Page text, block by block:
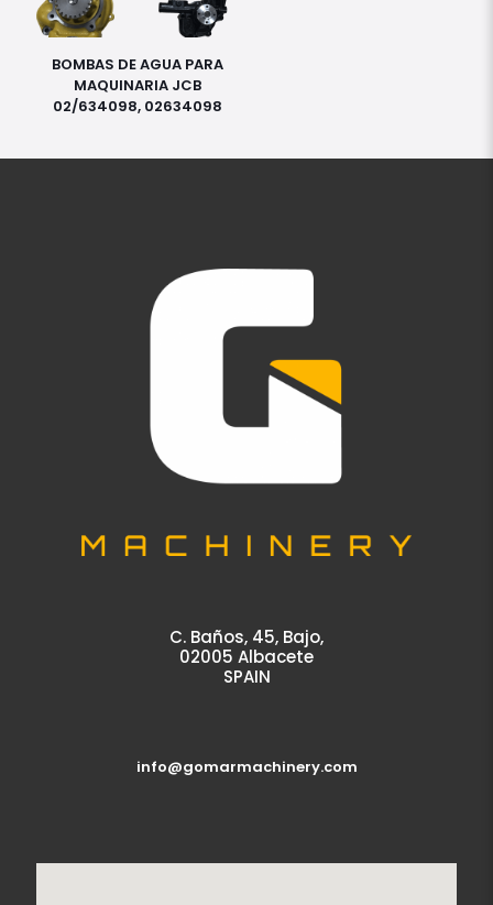
BOMBAS DE AGUA PARA
MAQUINARIA JCB
02/634098, 02634098
C. Baños, 45, Bajo,
02005 Albacete
SPAIN
info@gomarmachinery.com